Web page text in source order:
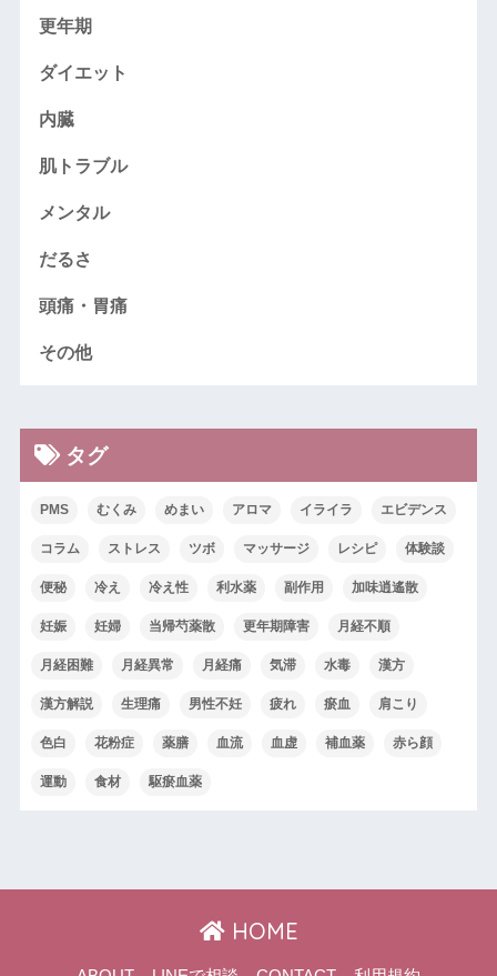
更年期
ダイエット
内臓
肌トラブル
メンタル
だるさ
頭痛・胃痛
その他
タグ
PMS むくみ めまい アロマ イライラ エビデンス
コラム ストレス ツボ マッサージ レシピ 体験談
便秘 冷え 冷え性 利水薬 副作用 加味逍遙散
妊娠 妊婦 当帰芍薬散 更年期障害 月経不順
月経困難 月経異常 月経痛 気滞 水毒 漢方
漢方解説 生理痛 男性不妊 疲れ 瘀血 肩こり
色白 花粉症 薬膳 血流 血虚 補血薬 赤ら顔
運動 食材 駆瘀血薬
HOME